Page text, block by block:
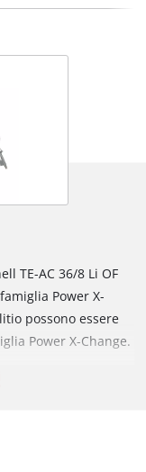
TE-AC 36/8 Li OF
Power X-
possono essere
Power X-Change.
a 8 bar di